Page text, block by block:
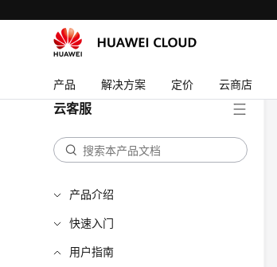
产品 解决方案 定价 云商店
云客服
产品介绍
快速入门
用户指南